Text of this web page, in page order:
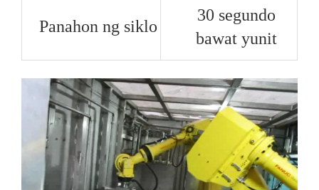
Panahon ng siklo
30 segundo
bawat yunit